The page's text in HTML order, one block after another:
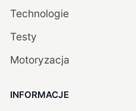
Technologie
Testy
Motoryzacja
INFORMACJE